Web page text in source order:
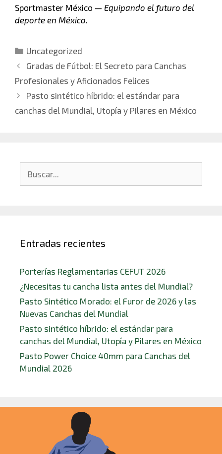
Sportmaster México — Equipando el futuro del
deporte en México.
Uncategorized
Gradas de Fútbol: El Secreto para Canchas
Profesionales y Aficionados Felices
Pasto sintético híbrido: el estándar para
canchas del Mundial, Utopía y Pilares en México
Entradas recientes
Porterías Reglamentarias CEFUT 2026
¿Necesitas tu cancha lista antes del Mundial?
Pasto Sintético Morado: el Furor de 2026 y las
Nuevas Canchas del Mundial
Pasto sintético híbrido: el estándar para
canchas del Mundial, Utopía y Pilares en México
Pasto Power Choice 40mm para Canchas del
Mundial 2026